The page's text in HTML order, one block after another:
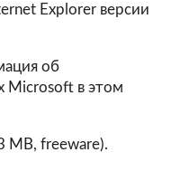
Explorer версии
об
Microsoft в этом
MB, freeware).